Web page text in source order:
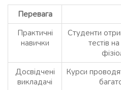
Перевага
Практичні
навички
Студенти
тестів
Досвідчені
викладачі
Курси